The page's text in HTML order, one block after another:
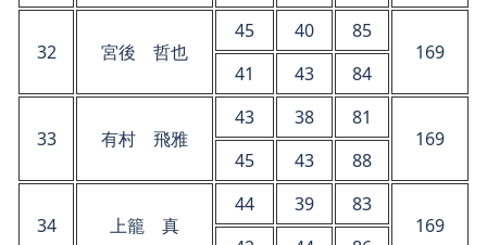
32 宮後 哲也
45 40
85
169
41
43 84
33 有村 飛雅
43 38
81
169
45
43 88
34 上籠 真
44 39
83
169